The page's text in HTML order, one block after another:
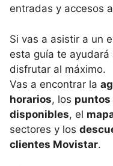
entradas y accesos
Si vas a asistir a un
esta guía te
disfrutar al máximo.
Vas a encontrar la
horarios, los puntos
disponibles, el
sectores y los
clientes Movistar.